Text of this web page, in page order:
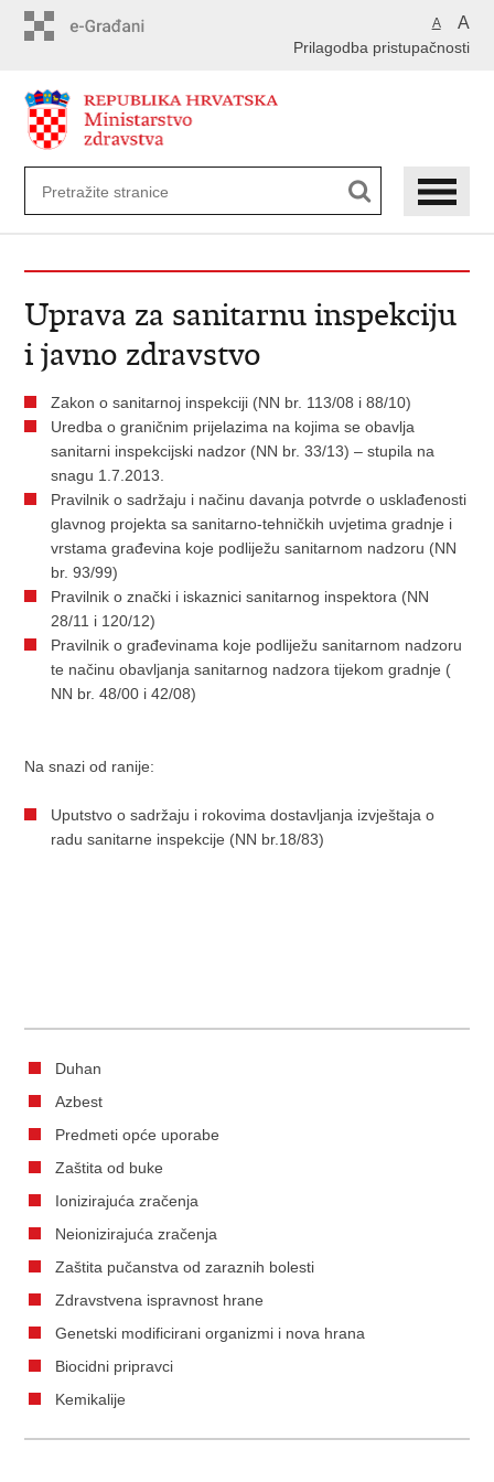
A A
Prilagodba pristupačnosti
Uprava za sanitarnu inspekciju
i javno zdravstvo
Zakon o sanitarnoj inspekciji (NN br. 113/08 i88/10)
Uredba o graničnim prijelazima na kojima se obavlja
sanitarni inspekcijski nadzor (NN br.33/13) – stupila na
snagu 1.7.2013.
Pravilnik o sadržaju i načinu davanja potvrde o usklađenosti
glavnog projekta sa sanitarno-tehničkih uvjetima gradnje i
vrstama građevina koje podliježu sanitarnom nadzoru (NN
br.93/99)
Pravilnik o znački i iskaznici sanitarnog inspektora (NN
28/11 i 120/12)
Pravilnik o građevinama koje podliježu sanitarnom nadzoru
te načinu obavljanja sanitarnog nadzora tijekom gradnje (
NN br.48/00 i42/08)
Na snazi od ranije:
Uputstvo o sadržaju i rokovima dostavljanja izvještaja o
radu sanitarne inspekcije (NN br.18/83)
Duhan
Azbest
Predmeti opće uporabe
Zaštita od buke
Ionizirajuća zračenja
Neionizirajuća zračenja
Zaštita pučanstva od zaraznih bolesti
Zdravstvena ispravnost hrane
Genetski modificirani organizmi i nova hrana
Biocidni pripravci
Kemikalije